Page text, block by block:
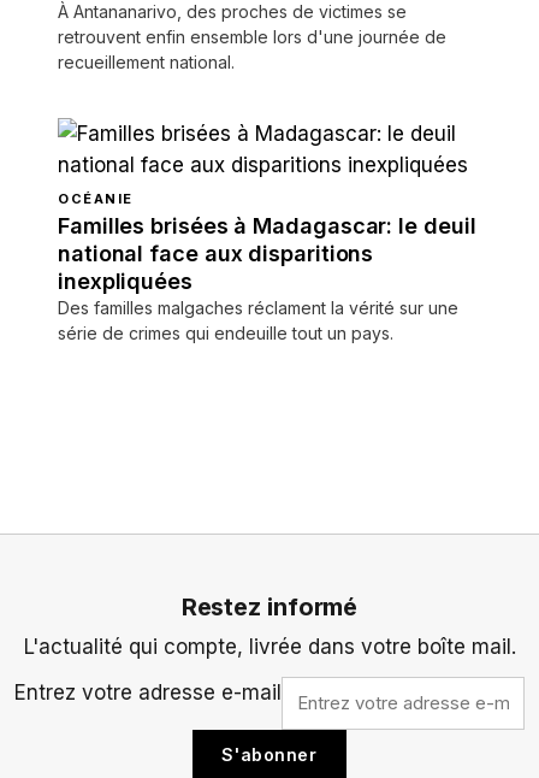
À Antananarivo, des proches de victimes se
retrouvent enfin ensemble lors d'une journée de
recueillement national.
OCÉANIE
Familles brisées à Madagascar: le deuil
national face aux disparitions
inexpliquées
Des familles malgaches réclament la vérité sur une
série de crimes qui endeuille tout un pays.
Restez informé
L'actualité qui compte, livrée dans votre boîte mail.
Entrez votre adresse e-mail
S'abonner